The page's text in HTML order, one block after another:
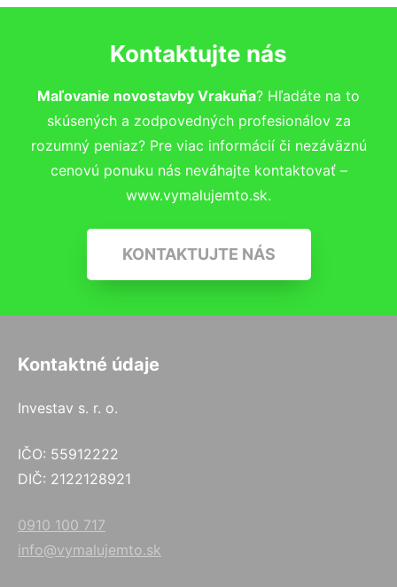
Kontaktujte nás
Maľovanie novostavby Vrakuňa? Hľadáte na to
skúsených a zodpovedných profesionálov za
rozumný peniaz? Pre viac informácií či nezáväznú
cenovú ponuku nás neváhajte kontaktovať –
www.vymalujemto.sk.
KONTAKTUJTE NÁS
Kontaktné údaje
Investav s. r. o.
IČO: 55912222
DIČ: 2122128921
0910 100 717
info@vymalujemto.sk